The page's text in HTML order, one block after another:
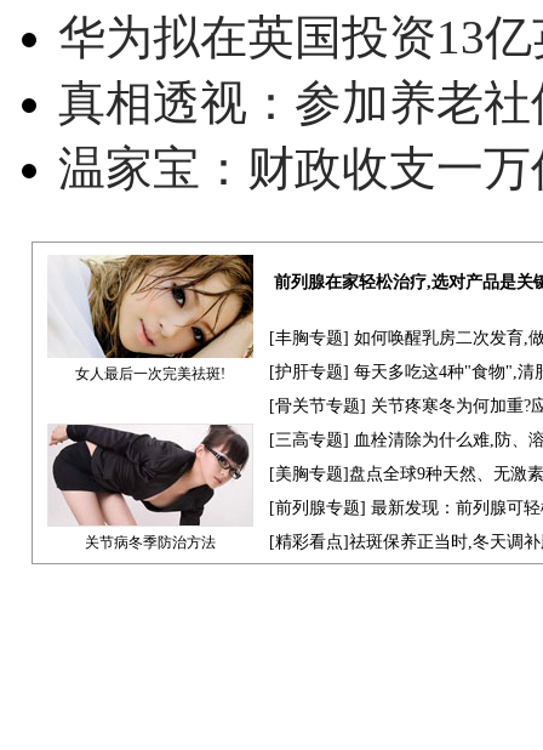
华为拟在英国投资13
真相透视：参加养老
温家宝：财政收支一
女人最后一次完美祛斑!
前列腺在家轻松治疗,选对产品是关
[丰胸专题] 如何唤醒乳房二次发育,
[护肝专题] 每天多吃这4种"食物",清
[骨关节专题] 关节疼寒冬为何加重?
关节病冬季防治方法
[三高专题] 血栓清除为什么难,防、
[美胸专题]盘点全球9种天然、无激
[前列腺专题] 最新发现：前列腺可
[精彩看点]祛斑保养正当时,冬天调